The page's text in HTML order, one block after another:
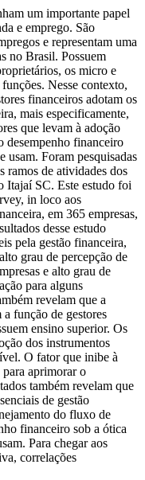
um importante papel
e emprego. São
e representam uma
no Brasil. Possuem
os micro e
Nesse contexto,
financeiros adotam os
mais especificamente,
que levam à adoção
desempenho financeiro
usam. Foram pesquisadas
ramos de atividades dos
Itajaí SC. Este estudo foi
in loco aos
em 365 empresas,
desse estudo
pela gestão financeira,
grau de percepção de
e alto grau de
para alguns
revelam que a
função de gestores
ensino superior. Os
dos instrumentos
O fator que inibe à
para aprimorar o
também revelam que
de gestão
do fluxo de
financeiro sob a ótica
Para chegar aos
correlações